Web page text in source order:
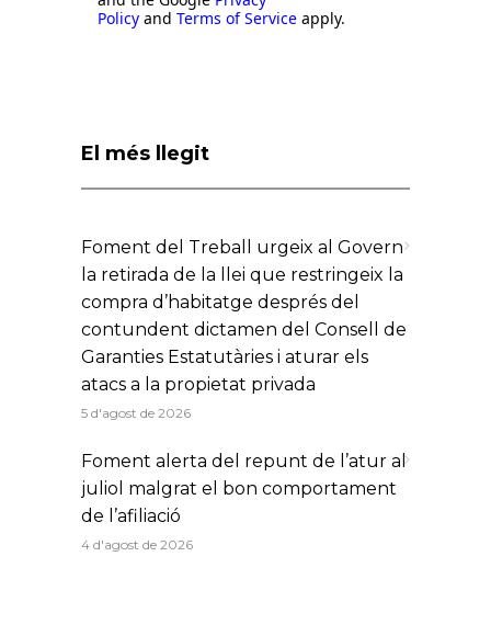
Policy and Terms of Service apply.
El més llegit
Foment del Treball urgeix al Govern
la retirada de la llei que restringeix la
compra d’habitatge després del
contundent dictamen del Consell de
Garanties Estatutàries i aturar els
atacs a la propietat privada
5 d'agost de 2026
Foment alerta del repunt de l’atur al
juliol malgrat el bon comportament
de l’afiliació
4 d'agost de 2026